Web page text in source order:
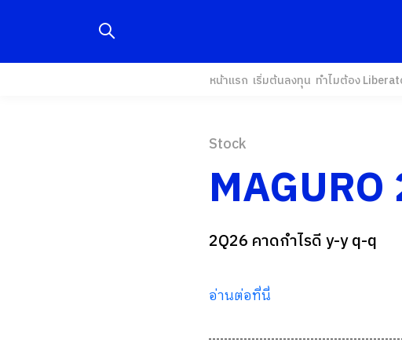
หน้าแรก เริ่มต้นลงทุน ทำไมต้อง
Stock
2Q26 คาดกำไรดี y-y q-q
อ่านต่อที่นี่